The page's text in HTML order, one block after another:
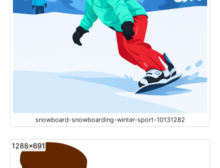
snowboard-snowboarding-winter-sport-10131282
1288x691